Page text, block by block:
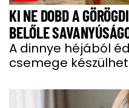
KI NE DOBD A
BELŐLE
A dinnye héjából
csemege